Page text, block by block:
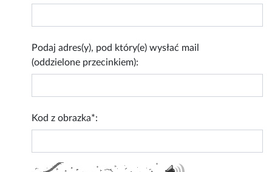
Podaj adres(y), pod który(e) wysłać mail
(oddzielone przecinkiem):
Kod z obrazka*: